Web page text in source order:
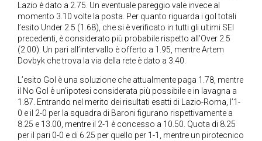
Lazio è dato a 2.75. Un eventuale pareggio vale invece al
momento 3.10 volte la posta. Per quanto riguarda i gol totali
l’esito Under 2.5 (1.68), che si è verificato in tutti gli ultimi SEI
precedenti, è considerato più probabile rispetto all’Over 2.5
(2.00). Un pari all’intervallo è offerto a 1.95, mentre Artem
Dovbyk che trova la via della rete è dato a 3.40.
L’esito Gol è una soluzione che attualmente paga 1.78, mentre
il No Gol è un’ipotesi considerata più possibile e in lavagna a
1.87. Entrando nel merito dei risultati esatti di Lazio-Roma, l’1-
0 e il 2-0 per la squadra di Baroni figurano rispettivamente a
8.25 e 13.00, mentre il 2-1 è concesso a 10.50. Quota di 8.25
per il pari 0-0 e di 6.25 per quello per 1-1, mentre un pirotecnico